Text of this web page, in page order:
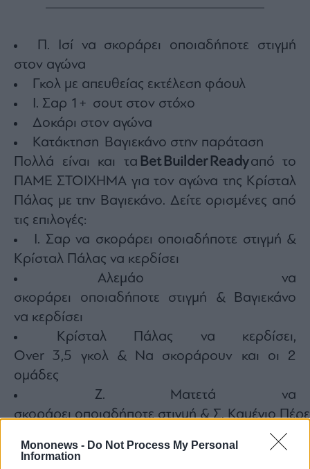
Mononews - Do Not Process My Personal
Information
Π. Ισί να σκοράρει οποιαδήποτε στιγμή
στον αγώνα
Γκολ με απευθείας εκτέλεση φάουλ
Ι. Σαρ 1+ σουτ στον στόχο
Δοκάρι στον αγώνα
Κατάκτηση Βαγιεκάνο στην παράταση
Πολλά είναι και τα BetBuilderReadyαπό το
ΠΑΜΕ ΣΤΟΙΧΗΜΑ για τον αγώνα της Κρίσταλ
Πάλας με την Βαγιεκάνο. Δείτε ορισμένες από
τις επιλογές:
Ι. Σαρ να σκοράρει οποιαδήποτε στιγμή &
Κρίσταλ Πάλας να κερδίσει
Αλεμάο να
σκοράρει οποιαδήποτε στιγμή & Βαγιεκάνο
να κερδίσει
Κρίσταλ Πάλας να κερδίσει,
Over 3,5 γκολ & Να σκοράρουν και οι 2
ομάδες
Ζ. Ματετά να
σκοράρει οποιαδήποτε στιγμή & Σ. Καμέγιο
*Ισχύουν όροι & προϋποθέσεις. Αρμόδιος